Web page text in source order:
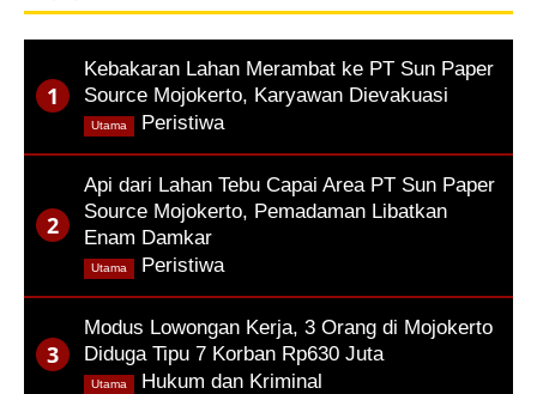
Kebakaran Lahan Merambat ke PT Sun Paper
Source Mojokerto, Karyawan Dievakuasi
Peristiwa
Utama
Api dari Lahan Tebu Capai Area PT Sun Paper
Source Mojokerto, Pemadaman Libatkan
Enam Damkar
Peristiwa
Utama
Modus Lowongan Kerja, 3 Orang di Mojokerto
Diduga Tipu 7 Korban Rp630 Juta
Hukum dan Kriminal
Utama